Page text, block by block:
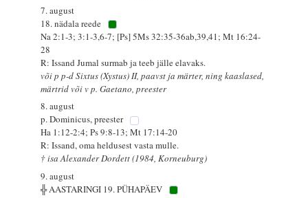
7. august
18. nädala reede
Na 2:1-3; 3:1-3,6-7; [Ps] 5Ms 32:35-36ab,39,41; Mt 16:24-
28
R: Issand Jumal surmab ja teeb jälle elavaks.
või p p-d Sixtus (Xystus) II, paavst ja märter, ning kaaslased,
märtrid või v p. Gaetano, preester
8. august
p. Dominicus, preester
Ha 1:12-2:4; Ps 9:8-13; Mt 17:14-20
R: Issand, oma heldusest vasta mulle.
† isa Alexander Dordett (1984, Korneuburg)
9. august
╬ AASTARINGI 19. PÜHAPÄEV